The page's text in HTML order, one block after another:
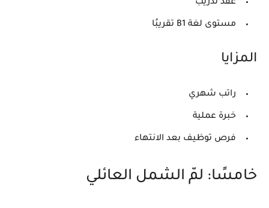
عقد تدريب
مستوى لغة B1 تقريبًا
المزايا
راتب شهري
خبرة عملية
فرص توظيف بعد الانتهاء
خامسًا: لمّ الشمل العائلي